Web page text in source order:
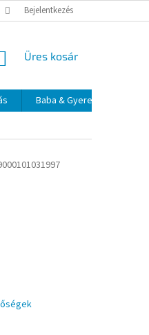
Bejelentkezés
KOSÁR
Üres kosár
Baba & Gyerek